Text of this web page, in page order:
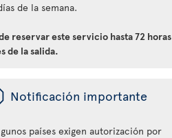
de la semana.
reservar este servicio hasta 72 horas
de la salida.
Notificación importante
países exigen autorización por